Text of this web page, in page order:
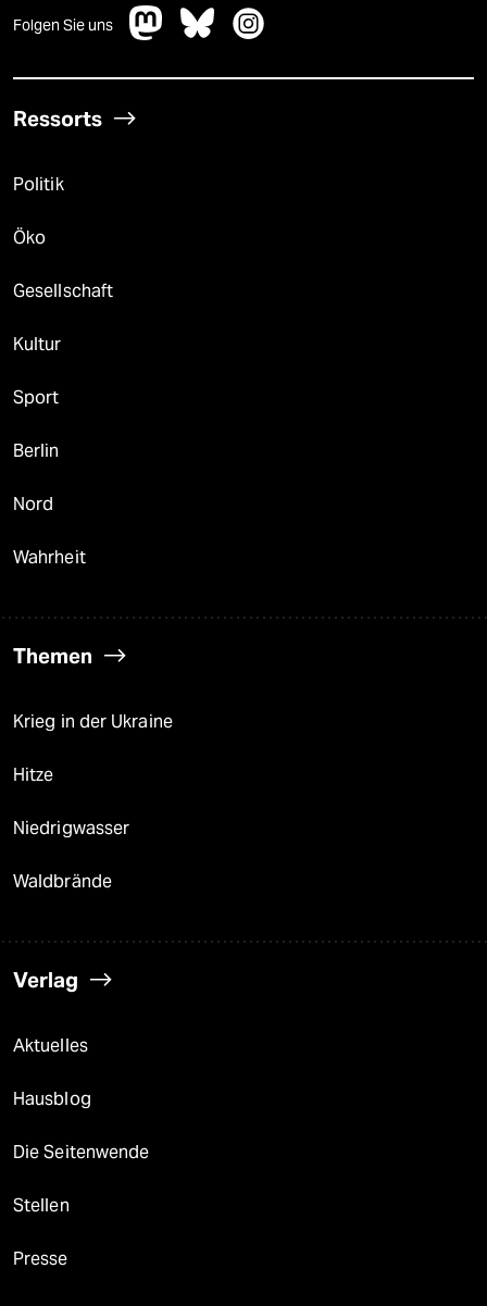
Folgen Sie uns
Ressorts
Politik
Öko
Gesellschaft
Kultur
Sport
Berlin
Nord
Wahrheit
Themen
Krieg in der Ukraine
Hitze
Niedrigwasser
Waldbrände
Verlag
Aktuelles
Hausblog
Die Seitenwende
Stellen
Presse